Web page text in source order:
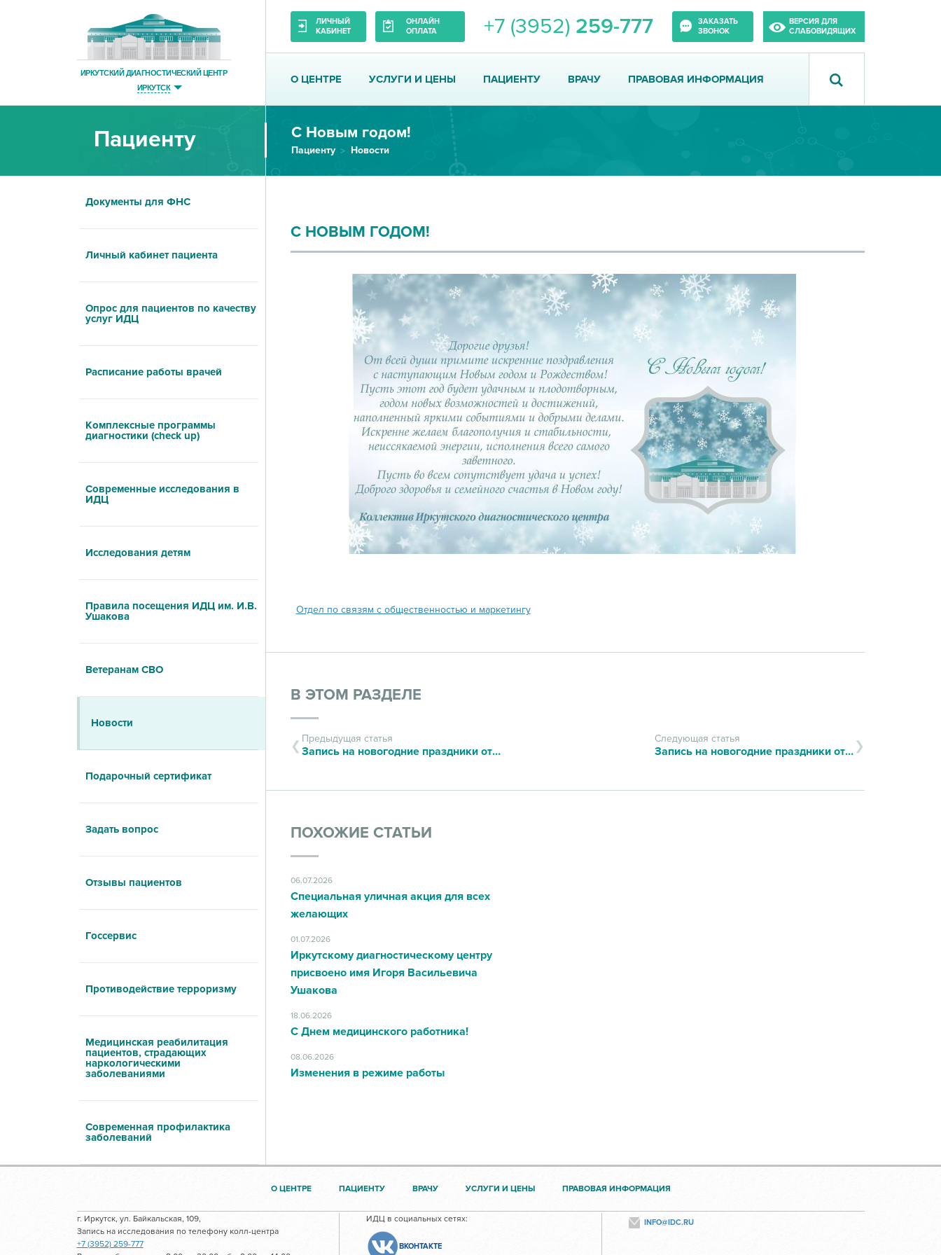
ИРКУТСКИЙ ДИАГНОСТИЧЕСКИЙ ЦЕНТР
ИРКУТСК
ЛИЧНЫЙ
КАБИНЕТ
ОНЛАЙН
ОПЛАТА
+7 (3952) 259-777
ЗАКАЗАТЬ
ЗВОНОК
ВЕРСИЯ ДЛЯ
СЛАБОВИДЯЩИХ
О ЦЕНТРЕ УСЛУГИ И ЦЕНЫ ПАЦИЕНТУ ВРАЧУ ПРАВОВАЯ ИНФОРМАЦИЯ
Пациенту С Новым годом!
Пациенту Новости
Документы для ФНС
Личный кабинет пациента
Опрос для пациентов по качеству
услуг ИДЦ
Расписание работы врачей
Комплексные программы
диагностики (check up)
Современные исследования в
ИДЦ
Исследования детям
Правила посещения ИДЦ им. И.В.
Ушакова
Ветеранам СВО
Новости
Подарочный сертификат
Задать вопрос
Отзывы пациентов
Госсервис
Противодействие терроризму
Медицинская реабилитация
пациентов, страдающих
наркологическими
заболеваниями
Современная профилактика
заболеваний
С НОВЫМ ГОДОМ!
Отдел по связям с общественностью и маркетингу
В ЭТОМ РАЗДЕЛЕ
Предыдущая статья
Запись на новогодние праздники открыта!
Следующая статья
Запись на новогодние праздники открыта!
ПОХОЖИЕ СТАТЬИ
06.07.2026
Специальная уличная акция для всех
желающих
01.07.2026
Иркутскому диагностическому центру
присвоено имя Игоря Васильевича
Ушакова
18.06.2026
С Днем медицинского работника!
08.06.2026
Изменения в режиме работы
О ЦЕНТРЕ ПАЦИЕНТУ ВРАЧУ УСЛУГИ И ЦЕНЫ ПРАВОВАЯ ИНФОРМАЦИЯ
г. Иркутск, ул. Байкальская, 109,
Запись на исследования по телефону колл-центра
+7 (3952) 259-777
ИДЦ в социальных сетях:
ВКОНТАКТЕ
INFO@IDC.RU